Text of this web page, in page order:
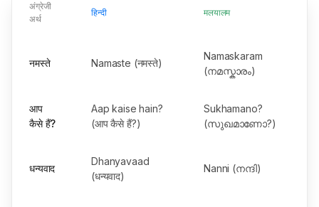
अंग्रेजी
अर्थ
हिन्दी मलयालम
नमस्ते Namaste (नमस्ते)
Namaskaram
(നമസ്കാരം)
आप
कैसे हैं?
Aap kaise hain?
(आप कैसे हैं?)
Sukhamano?
(സുഖമാണോ?)
धन्यवाद
Dhanyavaad
(धन्यवाद)
Nanni (നന്ദി)